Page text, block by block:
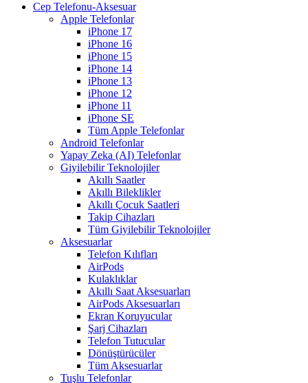
Cep Telefonu-Aksesuar
Apple Telefonlar
iPhone 17
iPhone 16
iPhone 15
iPhone 14
iPhone 13
iPhone 12
iPhone 11
iPhone SE
Tüm Apple Telefonlar
Android Telefonlar
Yapay Zeka (AI) Telefonlar
Giyilebilir Teknolojiler
Akıllı Saatler
Akıllı Bileklikler
Akıllı Çocuk Saatleri
Takip Cihazları
Tüm Giyilebilir Teknolojiler
Aksesuarlar
Telefon Kılıfları
AirPods
Kulaklıklar
Akıllı Saat Aksesuarları
AirPods Aksesuarları
Ekran Koruyucular
Şarj Cihazları
Telefon Tutucular
Dönüştürücüler
Tüm Aksesuarlar
Tuşlu Telefonlar